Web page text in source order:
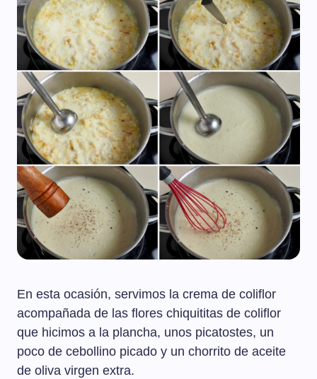
En esta ocasión, servimos la crema de coliflor
acompañada de las flores chiquititas de coliflor
que hicimos a la plancha, unos picatostes, un
poco de cebollino picado y un chorrito de aceite
de oliva virgen extra.